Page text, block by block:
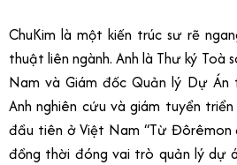
ChuKim là một kiến trúc sư rẽ
thuật liên ngành. Anh là Thư ký Toà
Nam và Giám đốc Quản lý Dự Án
Anh nghiên cứu và giám tuyển
đầu tiên ở Việt Nam “Từ Đôrêmon
đồng thời đóng vai trò quản lý dự